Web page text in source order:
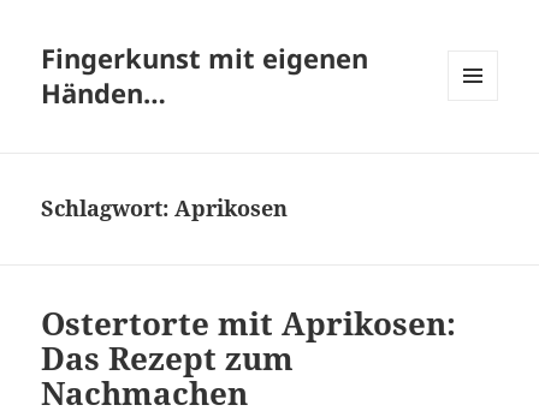
Fingerkunst mit eigenen
Händen…
Schlagwort:Aprikosen
Ostertorte mit Aprikosen:
Das Rezept zum
Nachmachen